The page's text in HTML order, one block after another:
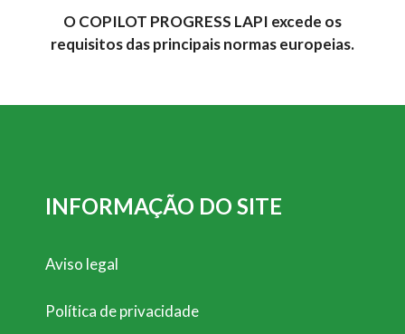
O COPILOT PROGRESS LAPI excede os
requisitos das principais normas europeias.
INFORMAÇÃO DO SITE
Aviso legal
Política de privacidade